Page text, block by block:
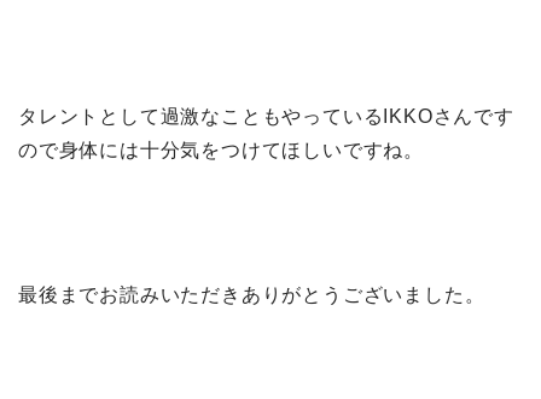
タレントとして過激なこともやっているIKKOさんです
ので身体には十分気をつけてほしいですね。
最後までお読みいただきありがとうございました。